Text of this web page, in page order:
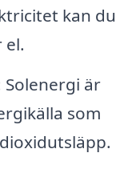
kan du
el.
är
som